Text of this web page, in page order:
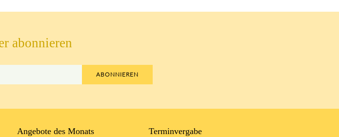
abonnieren
ABONNIEREN
Angebote des Monats Terminvergabe